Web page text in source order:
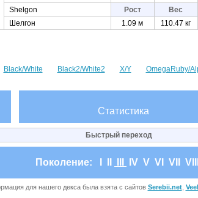
Shelgon
Рост Вес
Шелгон
1.09 м 110.47 кг
Black/White Black2/White2 X/Y OmegaRuby/
Статистика
Быстрый переход
Поколение: IV V VI VII VIII
для нашего декса была взята с сайтов Serebii.net,